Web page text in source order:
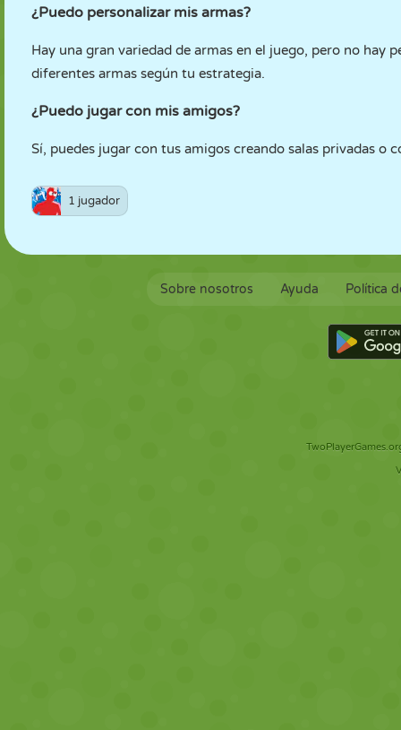
¿Puedo personalizar mis armas?
Hay una gran variedad de armas en el juego, pero no hay
diferentes armas según tu estrategia.
¿Puedo jugar con mis amigos?
Sí, puedes jugar con tus amigos creando salas privadas o
1 jugador
Sobre nosotros Ayuda Política